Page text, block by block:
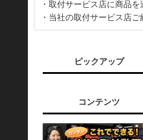
・取付サービス店に商品
・当社の取付サービス店
ピックアップ
コンテンツ